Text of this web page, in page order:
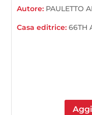
Autore: PAULETTO
Casa editrice:66TH